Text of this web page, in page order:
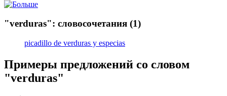
"verduras": словосочетания (1)
picadillo de verduras y especias
Примеры предложений со словом
"verduras"